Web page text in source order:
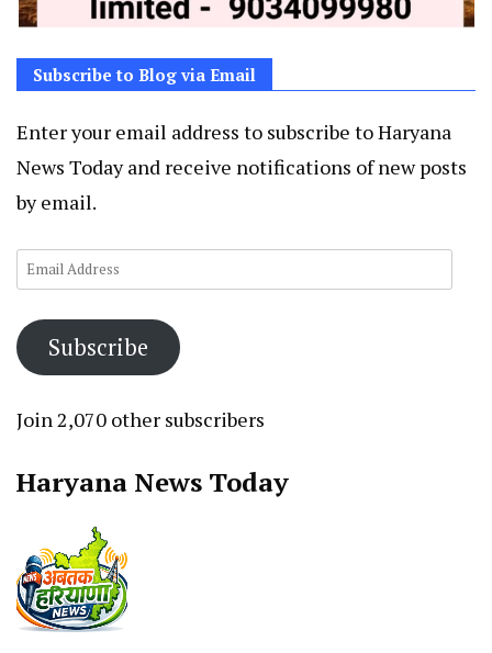
Subscribe to Blog via Email
Enter your email address to subscribe to Haryana
News Today and receive notifications of new posts
by email.
Email
Subscribe
Join 2,070 other subscribers
Haryana News Today